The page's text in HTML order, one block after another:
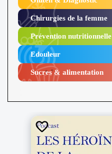
Chirurgies de la femme
Prévention nutritionnelle
Edouleur​
Sucres & alimentation​